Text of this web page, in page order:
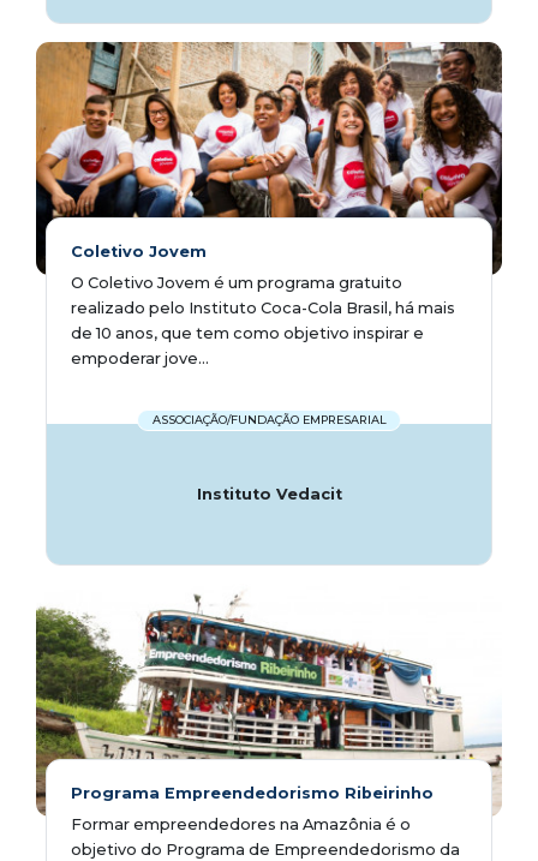
Coletivo Jovem
O Coletivo Jovem é um programa gratuito
realizado pelo Instituto Coca-Cola Brasil, há mais
de 10 anos, que tem como objetivo inspirar e
empoderar jove...
ASSOCIAÇÃO/FUNDAÇÃO EMPRESARIAL
Instituto Vedacit
Programa Empreendedorismo Ribeirinho
Formar empreendedores na Amazônia é o
objetivo do Programa de Empreendedorismo da